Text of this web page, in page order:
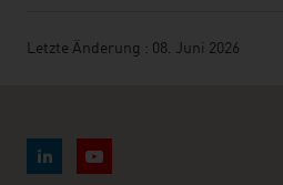
Letzte Änderung : 08. Juni 2026